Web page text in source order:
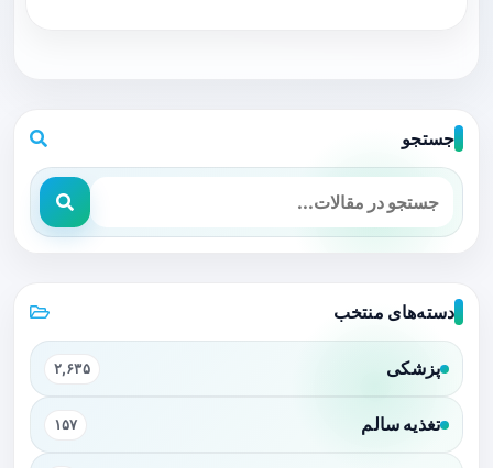
جستجو
دسته‌های منتخب
پزشکی ۲,۶۳۵
تغذیه سالم ۱۵۷